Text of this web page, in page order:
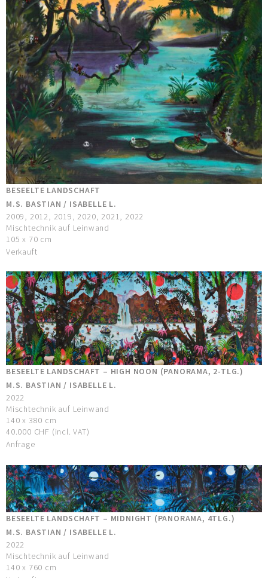
BESEELTE LANDSCHAFT
M.S. BASTIAN / ISABELLE L.
2009, 2012, 2019, 2020, 2021, 2022
Mischtechnik auf Leinwand
105 x 70 cm
Verkauft
BESEELTE LANDSCHAFT – HIGH NOON (PANORAMA, 2-TLG.)
M.S. BASTIAN / ISABELLE L.
2022
Mischtechnik auf Leinwand
140 x 380 cm
40.000 CHF (incl. VAT)
Anfrage
BESEELTE LANDSCHAFT – MIDNIGHT (PANORAMA, 4TLG.)
M.S. BASTIAN / ISABELLE L.
2022
Mischtechnik auf Leinwand
140 x 760 cm